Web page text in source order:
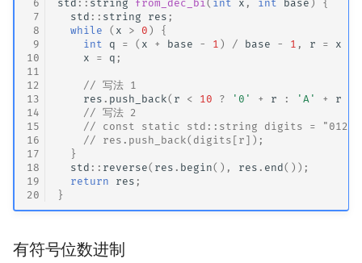
6
7
8
9
10
11
12
13
14
15
16
17
18
19
20
std :: string from_dec_bi( int x , int base )
{
std :: string res ;
while
( x > 0 )
{
int
q = ( x + base - 1 ) / base - 1 , r = x
x
= q ;
// 写法 1
res . push_back( r < 10 ? '0' + r : 'A' + r
// 写法 2
// const static std::string digits =
// res.push_back(digits[r]);
}
std :: reverse( res . begin(), res . end());
return
res ;
}
有符号位数进制